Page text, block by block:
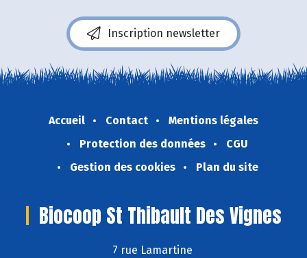
Inscription newsletter
Accueil Contact
Mentions légales
Protection des données
CGU
Gestion des cookies
Plan du site
Biocoop St Thibault Des Vignes
7 rue Lamartine